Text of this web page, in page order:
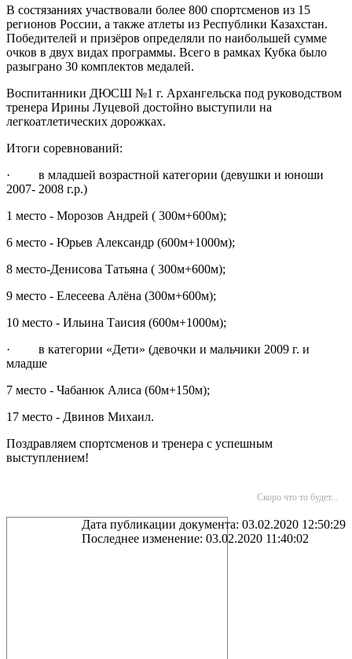
В состязаниях участвовали более 800 спортсменов из 15
регионов России, а также атлеты из Республики Казахстан.
Победителей и призёров определяли по наибольшей сумме
очков в двух видах программы. Всего в рамках Кубка было
разыграно 30 комплектов медалей.
Воспитанники ДЮСШ №1 г. Архангельска под руководством
тренера Ирины Луцевой достойно выступили на
легкоатлетических дорожках.
Итоги соревнований:
· в младшей возрастной категории (девушки и юноши
2007- 2008 г.р.)
1 место - Морозов Андрей ( 300м+600м);
6 место - Юрьев Александр (600м+1000м);
8 место-Денисова Татьяна ( 300м+600м);
9 место - Елесеева Алёна (300м+600м);
10 место - Ильина Таисия (600м+1000м);
· в категории «Дети» (девочки и мальчики 2009 г. и
младше
7 место - Чабанюк Алиса (60м+150м);
17 место - Двинов Михаил.
Поздравляем спортсменов и тренера с успешным
выступлением!
Скоро что то будет...
Дата публикации документа: 03.02.2020 12:50:29
Последнее изменение: 03.02.2020 11:40:02